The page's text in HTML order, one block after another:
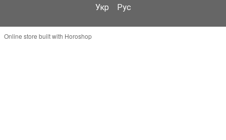
Укр Рус
Online store built with Horoshop